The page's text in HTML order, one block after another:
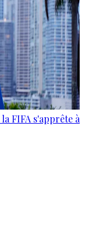
FIFA s'apprête à